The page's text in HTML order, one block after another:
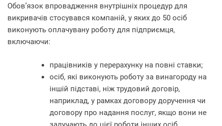
Обов’язок впровадження внутрішніх процедур для
викривачів стосувався компаній, у яких до 50 осіб
виконують оплачувану роботу для підприємця,
включаючи:
працівників у перерахунку на повні ставки;
осіб, які виконують роботу за винагороду на
іншій підставі, ніж трудовий договір,
наприклад, у рамках договору доручення чи
договору про надання послуг, якщо вони не